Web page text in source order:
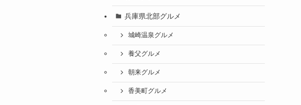
兵庫県北部グルメ
城崎温泉グルメ
養父グルメ
朝来グルメ
香美町グルメ